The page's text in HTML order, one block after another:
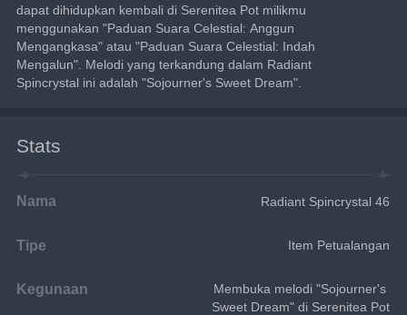
dapat dihidupkan kembali di Serenitea Pot milikmu
menggunakan "Paduan Suara Celestial: Anggun
Mengangkasa" atau "Paduan Suara Celestial: Indah
Mengalun". Melodi yang terkandung dalam Radiant
Spincrystal ini adalah "Sojourner's Sweet Dream".
Stats
Nama Radiant Spincrystal 46
Tipe Item Petualangan
Kegunaan
Membuka melodi "Sojourner's
Sweet Dream" di Serenitea Pot